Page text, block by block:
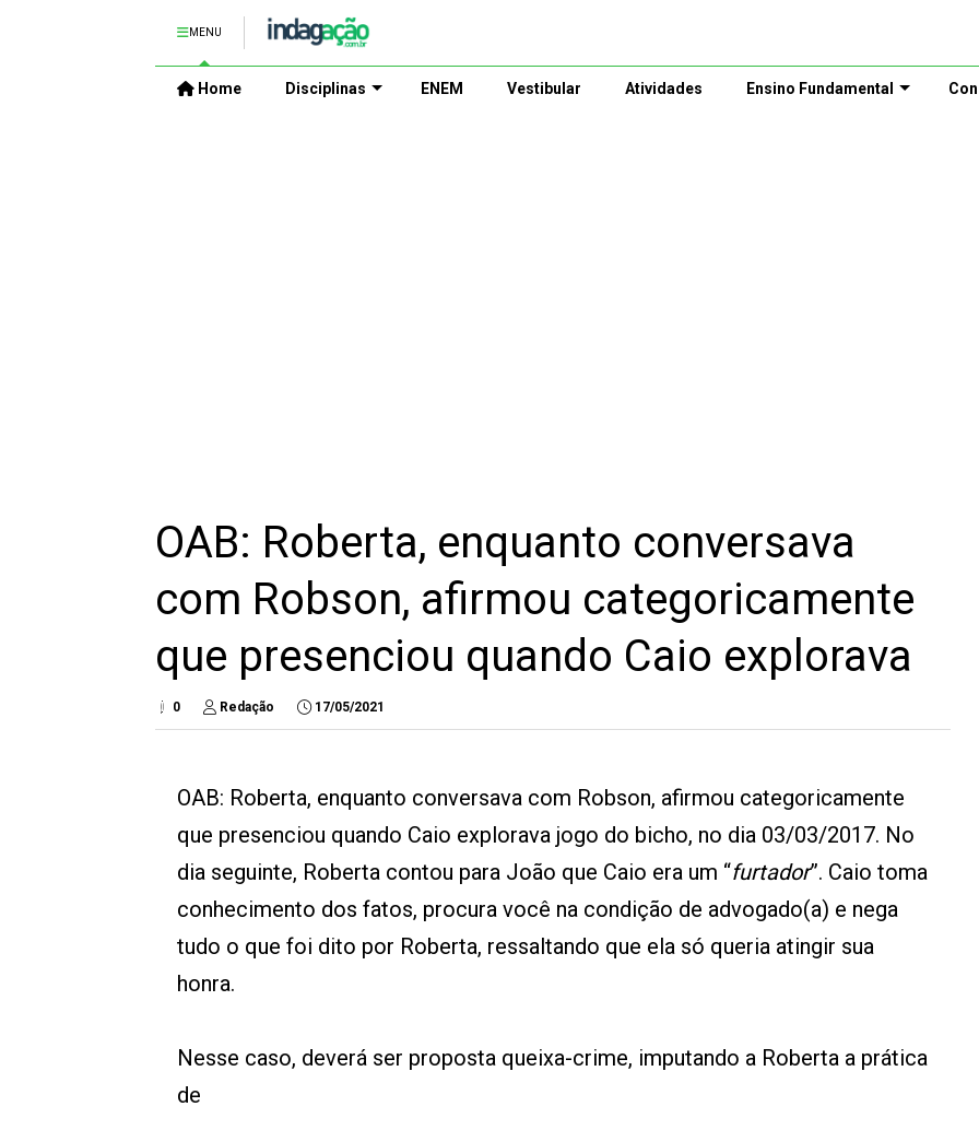
MENU
Home Disciplinas ENEM Vestibular Atividades Ensino Fundamental
OAB: Roberta, enquanto conversava
com Robson, afirmou categoricamente
que presenciou quando Caio explorava
0 Redação 17/05/2021
OAB: Roberta, enquanto conversava com Robson, afirmou categoricamente
que presenciou quando Caio explorava jogo do bicho, no dia 03/03/2017. No
dia seguinte, Roberta contou para João que Caio era um “furtador”. Caio toma
conhecimento dos fatos, procura você na condição de advogado(a) e nega
tudo o que foi dito por Roberta, ressaltando que ela só queria atingir sua
honra.
Nesse caso, deverá ser proposta queixa-crime, imputando a Roberta a prática
de